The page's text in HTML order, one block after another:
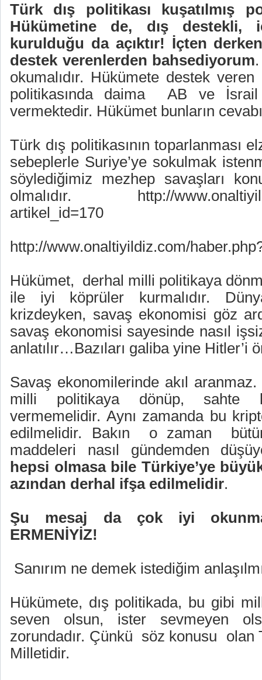
Türk dış politikası kuşatılmış
Hükümetine de, dış destekli,
kurulduğu da açıktır! İçten
destek verenlerden bahsediyorum
okumalıdır. Hükümete destek
politikasında daima
AB ve İsrail
vermektedir. Hükümet bunların
Türk dış politikasının toparlanması
sebeplerle Suriye’ye sokulmak
söylediğimiz mezhep savaşları
olmalıdır.
http://
artikel_id=170
http://www.onaltiyildiz.com/
Hükümet, derhal milli politikaya
ile iyi köprüler kurmalıdır.
krizdeyken, savaş ekonomisi göz
savaş ekonomisi sayesinde nasıl
anlatılır…Bazıları galiba yine Hitler’i
Savaş ekonomilerinde akıl
milli politikaya dönüp, sahte
vermemelidir. Aynı zamanda bu
edilmelidir. Bakın
o zaman
maddeleri nasıl gündemden
hepsi olmasa bile Türkiye’ye
azından derhal ifşa edilmelidir.
Şu mesaj da çok iyi
ERMENİYİZ!
Sanırım ne demek istediğim
Hükümete, dış politikada, bu gibi
seven olsun, ister sevmeyen
zorundadır. Çünkü söz konusu olan
Milletidir.